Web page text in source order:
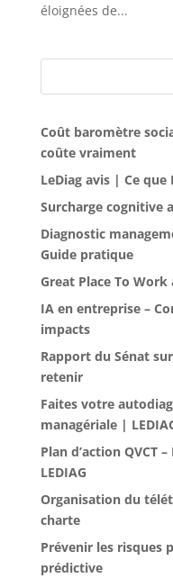
éloignées de...
Coût baromètre
coûte vraiment
LeDiag avis | Ce
Surcharge cognitive
Diagnostic
Guide pratique
Great Place To
IA en entreprise –
impacts
Rapport du Sénat
retenir
Faites votre
managériale |
Plan d’action QVCT
LEDIAG
Organisation du
charte
Prévenir les risques
prédictive